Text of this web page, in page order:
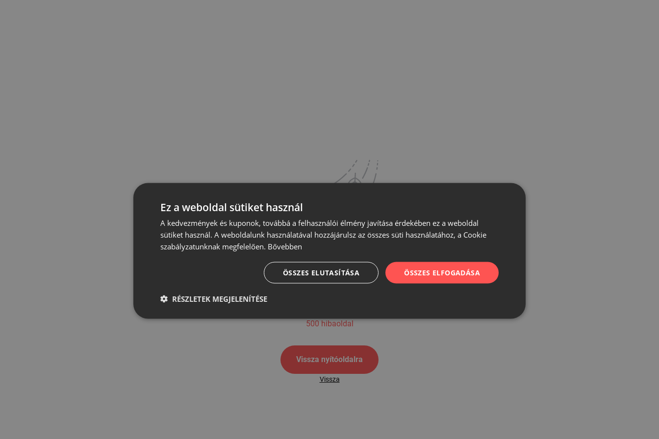
500
500 hibaoldal
Vissza nyítóoldalra
Vissza
Ez a weboldal sütiket használ
A kedvezmények és kuponok, továbbá a felhasználói élmény javítása érdekében ez a weboldal
sütiket használ. A weboldalunk használatával hozzájárulsz az összes süti használatához, a Cookie
szabályzatunknak megfelelően. Bővebben
ÖSSZES ELFOGADÁSA
ÖSSZES ELUTASÍTÁSA
RÉSZLETEK MEGJELENÍTÉSE